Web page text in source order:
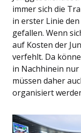
immer sich die
in erster Linie
gefallen. Wenn
auf Kosten der
verfehlt. Da
in Nachhinein nur
müssen daher
organisiert